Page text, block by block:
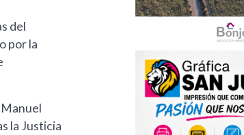
del
por la
la Justicia